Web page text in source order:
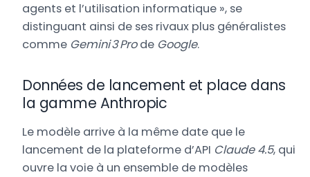
agents et l’utilisation informatique », se
distinguant ainsi de ses rivaux plus généralistes
comme Gemini 3 Prode Google.
Données de lancement et place dans
la gamme Anthropic
Le modèle arrive à la même date que le
lancement de la plateforme d’API Claude 4.5, qui
ouvre la voie à un ensemble de modèles